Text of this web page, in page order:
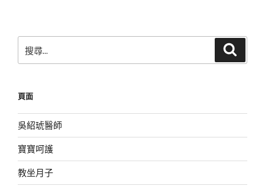
尋
字:
頁面
吳紹琥醫師
寶寶呵護
教坐月子